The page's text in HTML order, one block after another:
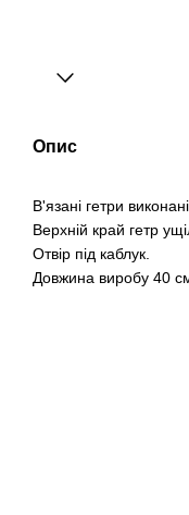
Опис
В'язані гетри
Верхній край гетр
Отвір під каблук.
Довжина виробу 40